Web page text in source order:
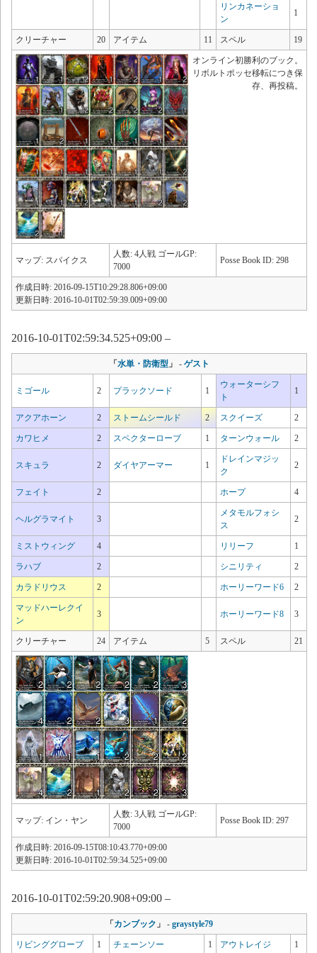
リンカネーショ
ン
1
クリーチャー 20 アイテム 11 スペル 19
オンライン初勝利のブック。
リボルトポッセ移転につき保
存、再投稿。
マップ: スパイクス
人数: 4人戦 ゴールGP:
7000
Posse Book ID: 298
作成日時: 2016-09-15T10:29:28.806+09:00
更新日時: 2016-10-01T02:59:39.009+09:00
2016-10-01T02:59:34.525+09:00 –
「水単・防衛型 」 - ゲスト
ミゴール 2 プラックソード 1
ウォーターシフ
ト
1
アクアホーン 2 ストームシールド 2 スクイーズ 2
カワヒメ 2 スペクターローブ 1 ターンウォール 2
スキュラ 2 ダイヤアーマー 1
ドレインマジッ
ク
2
フェイト 2 ホープ 4
ヘルグラマイト 3
メタモルフォシ
ス
2
ミストウィング 4 リリーフ 1
ラハブ 2 シニリティ 2
カラドリウス 2 ホーリーワード6 2
マッドハーレクイ
ン
3 ホーリーワード8 3
クリーチャー 24 アイテム 5 スペル 21
マップ: イン・ヤン
人数: 3人戦 ゴールGP:
7000
Posse Book ID: 297
作成日時: 2016-09-15T08:10:43.770+09:00
更新日時: 2016-10-01T02:59:34.525+09:00
2016-10-01T02:59:20.908+09:00 –
「カンブック 」 - graystyle79
リビンググローブ 1 チェーンソー 1 アウトレイジ 1